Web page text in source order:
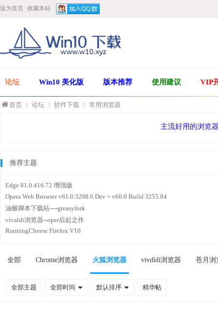
设为首页 收藏本站
论坛 Win10 美化版 版本推荐 使用建议 VIP
首页 论坛 软件下载 常用浏览器
主流好用的浏览
推荐主题
Edge 81.0.416.72 增强版
Opera Web Browser v61.0.3298.6 Dev + v60.0 Build 3255.84
油猴脚本下载站----greasyfork
vivaldi浏览器--oper后起之作
RunningCheese Firefox V10
全部 Chrome浏览器 火狐浏览器 vivdldi浏览器 苍月浏
全部主题 全部时间 默认排序 精华帖